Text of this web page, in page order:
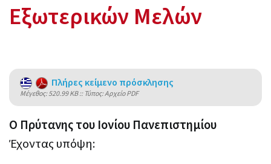
Εξωτερικών Μελών
Πλήρες κείμενο πρόσκλησης
Mέγεθος: 520.99 KB :: Τύπος: Αρχείο PDF
Ο Πρύτανης του Ιονίου Πανεπιστημίου
Έχοντας υπόψη: